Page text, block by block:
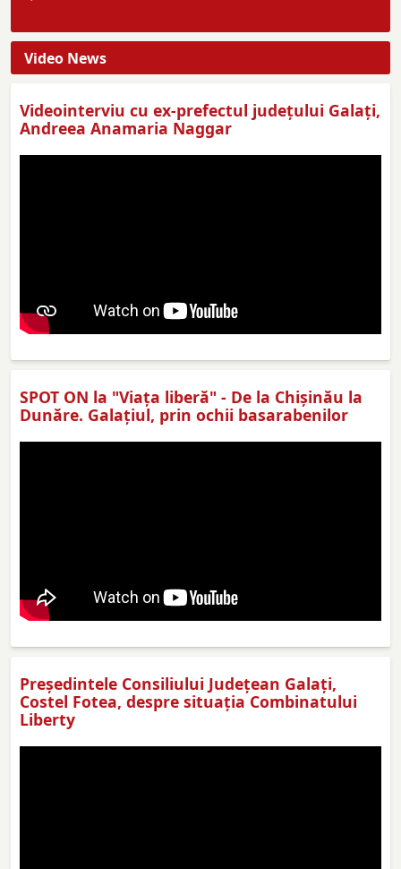
Video News
Videointerviu cu ex-prefectul judeţului Galaţi,
Andreea Anamaria Naggar
SPOT ON la "Viaţa liberă" - De la Chișinău la
Dunăre. Galațiul, prin ochii basarabenilor
Preşedintele Consiliului Judeţean Galaţi,
Costel Fotea, despre situaţia Combinatului
Liberty